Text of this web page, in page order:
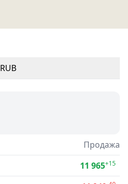
RUB
Продажа
11 965+15